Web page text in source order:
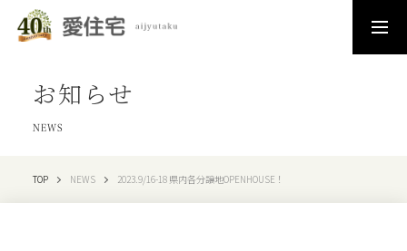
お知らせ
NEWS
TOP NEWS 2023.9/16-18 県内各分譲地OPENHOUSE！